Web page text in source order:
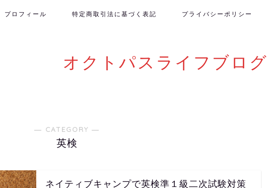
プロフィール 特定商取引法に基づく表記 プライバシーポリシー
オクトパスライフブログ
― CATEGORY ―
英検
ネイティブキャンプで英検準１級二次試験対策